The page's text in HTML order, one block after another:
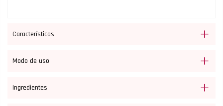
Características
Modo de uso
Ingredientes